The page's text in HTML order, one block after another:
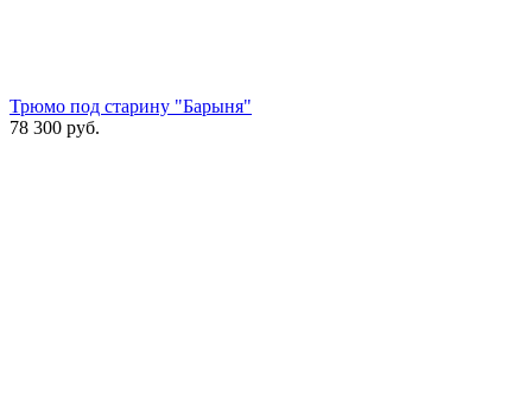
Трюмо под старину "Барыня"
78 300 руб.